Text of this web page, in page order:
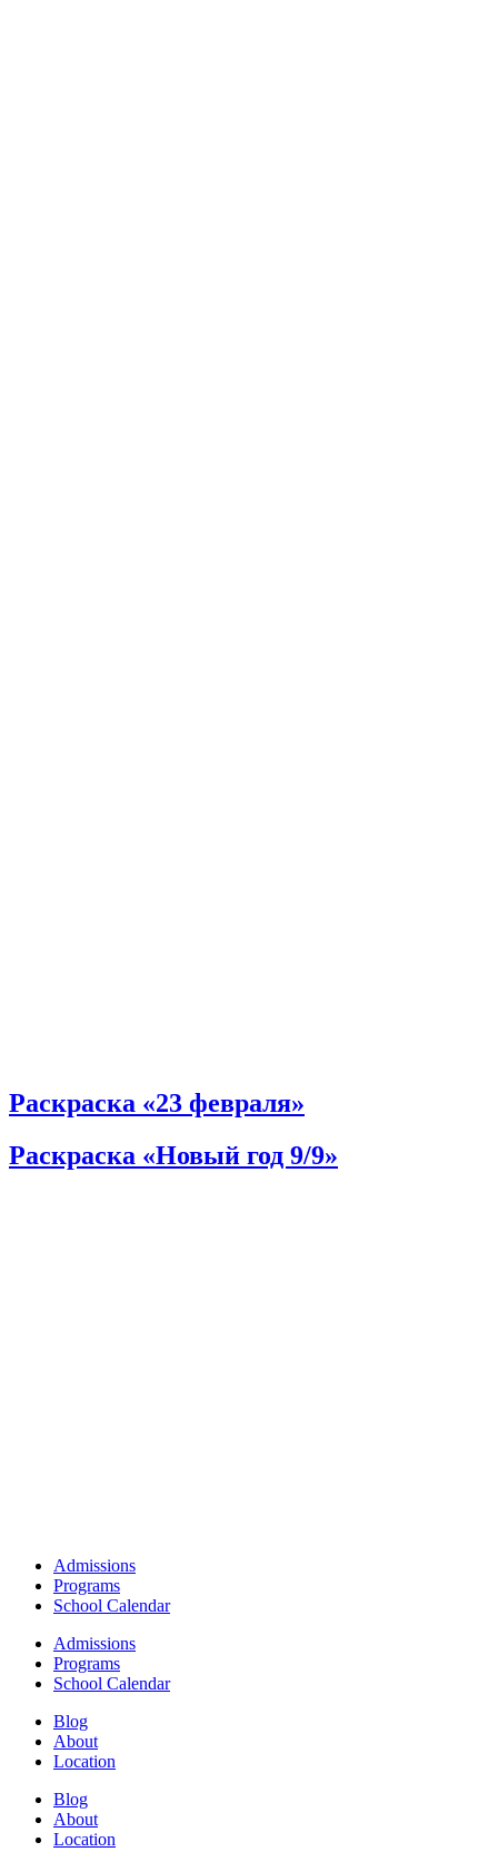
Раскраска «23 февраля»
Раскраска «Новый год 9/9»
Admissions
Programs
School Calendar
Admissions
Programs
School Calendar
Blog
About
Location
Blog
About
Location